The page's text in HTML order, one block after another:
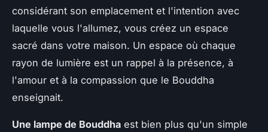
considérant son emplacement et l'intention avec
laquelle vous l'allumez, vous créez un espace
sacré dans votre maison. Un espace où chaque
rayon de lumière est un rappel à la présence, à
l'amour et à la compassion que le Bouddha
enseignait.
Une lampe de Bouddha est bien plus qu'un simple